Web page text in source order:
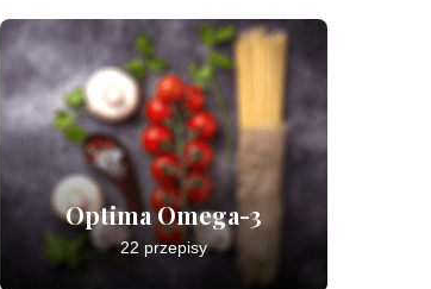
Optima Omega-3
22 przepisy